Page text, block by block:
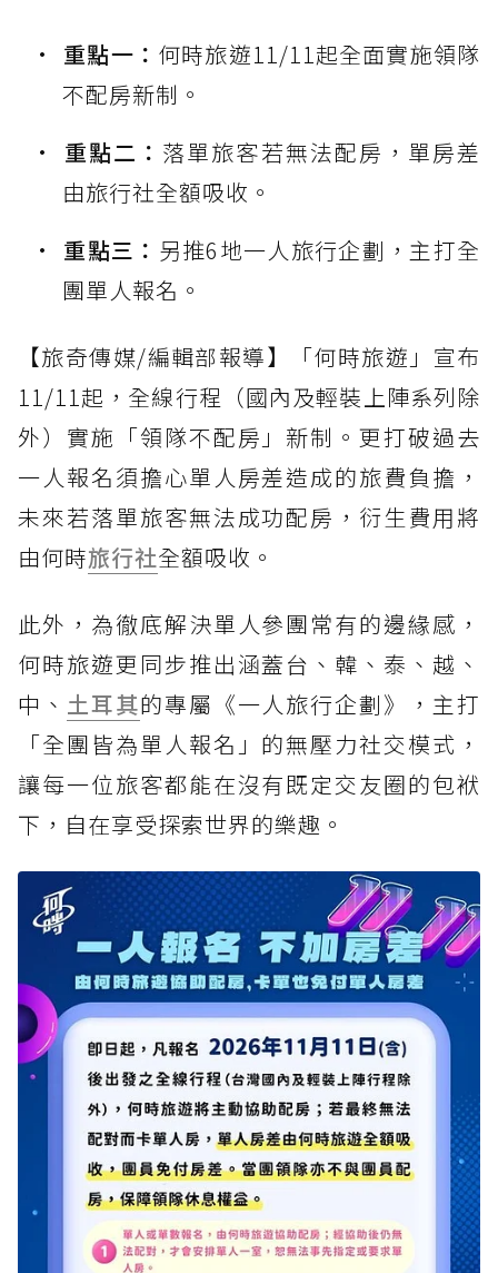
重點一： 何時旅遊11/11起全面實施領隊
不配房新制。
重點二： 落單旅客若無法配房，單房差
由旅行社全額吸收。
重點三： 另推6地一人旅行企劃，主打全
團單人報名。
【旅奇傳媒/編輯部報導】「何時旅遊」宣布
11/11起，全線行程（國內及輕裝上陣系列除
外）實施「領隊不配房」新制。更打破過去
一人報名須擔心單人房差造成的旅費負擔，
未來若落單旅客無法成功配房，衍生費用將
由何時旅行社全額吸收。
此外，為徹底解決單人參團常有的邊緣感，
何時旅遊更同步推出涵蓋台、韓、泰、越、
中、 土耳其的專屬《一人旅行企劃》，主打
「全團皆為單人報名」的無壓力社交模式，
讓每一位旅客都能在沒有既定交友圈的包袱
下，自在享受探索世界的樂趣。